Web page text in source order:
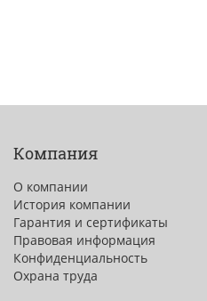
Компания
О компании
История компании
Гарантия и сертификаты
Правовая информация
Конфиденциальность
Охрана труда